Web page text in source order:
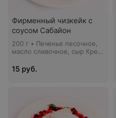
Фирменный чизкейк с
соусом Сабайон
200 г • Печенье песочное,
масло сливочное, сыр Крем
сгущённое, сметана,
корица, ванилин, топпинг
15 руб.